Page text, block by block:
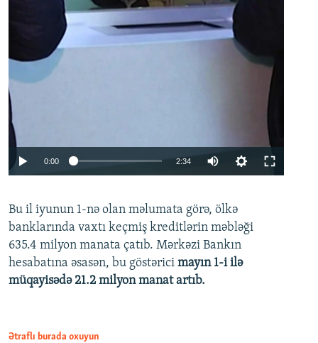
0:00 2:34
360p
480p
720p
Bu il iyunun 1-nə olan məlumata görə, ölkə
banklarında vaxtı keçmiş kreditlərin məbləği
635.4 milyon manata çatıb. Mərkəzi Bankın
hesabatına əsasən, bu göstərici mayın 1-i ilə
müqayisədə 21.2 milyon manat artıb.
Ətraflı burada oxuyun